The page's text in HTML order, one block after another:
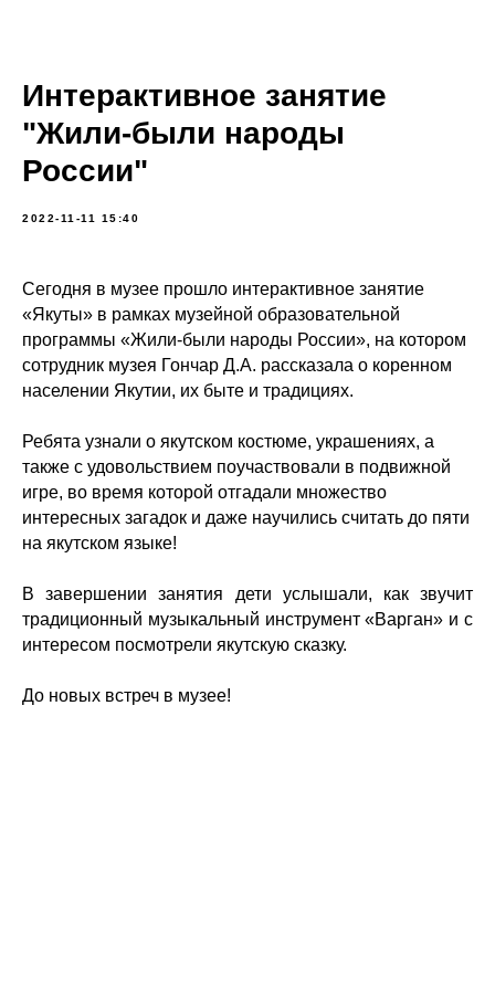
Интерактивное занятие
"Жили-были народы
России"
2022-11-11 15:40
Сегодня в музее прошло интерактивное занятие
«Якуты» в рамках музейной образовательной
программы «Жили-были народы России», на котором
сотрудник музея Гончар Д.А. рассказала о коренном
населении Якутии, их быте и традициях.
Ребята узнали о якутском костюме, украшениях, а
также с удовольствием поучаствовали в подвижной
игре, во время которой отгадали множество
интересных загадок и даже научились считать до пяти
на якутском языке!
В завершении занятия дети услышали, как звучит
традиционный музыкальный инструмент «Варган» и с
интересом посмотрели якутскую сказку.
До новых встреч в музее!